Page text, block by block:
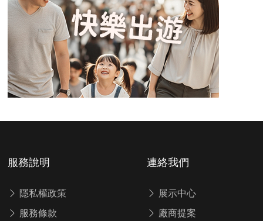
服務說明
隱私權政策
服務條款
連絡我們
展示中心
廠商提案